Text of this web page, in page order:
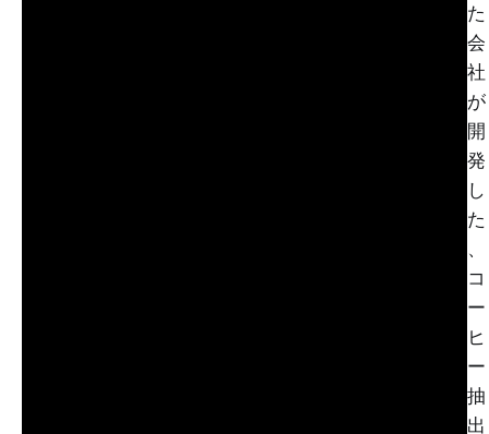
た
会
社
が
開
発
し
た
、
コ
ー
ヒ
ー
抽
出